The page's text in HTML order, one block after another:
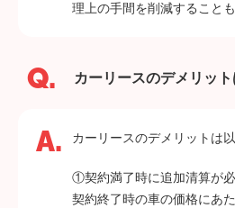
理上の手間を削減することも
カーリースのデメリット
カーリースのデメリットは
①契約満了時に追加清算が必
契約終了時の車の価格にあ